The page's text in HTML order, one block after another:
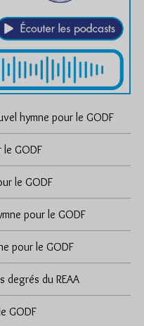
hymne pour le GODF
GODF
le GODF
pour le GODF
pour le GODF
degrés du REAA
GODF